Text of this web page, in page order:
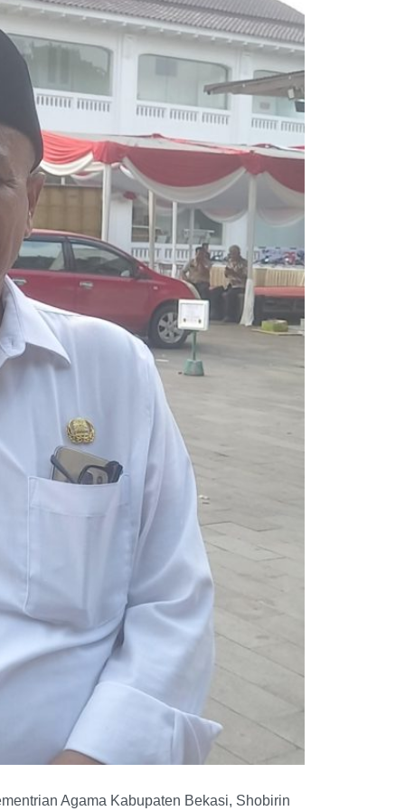
Agama Kabupaten Bekasi, Shobirin